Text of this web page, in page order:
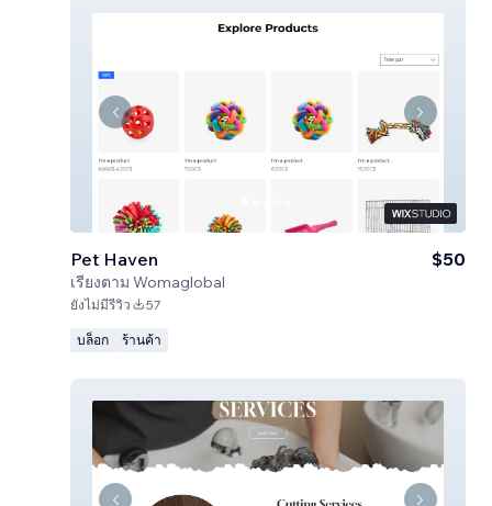
Pet Haven
เรียงตาม Womaglobal
$50
ยังไม่มีรีวิว 57
บล็อก ร้านค้า